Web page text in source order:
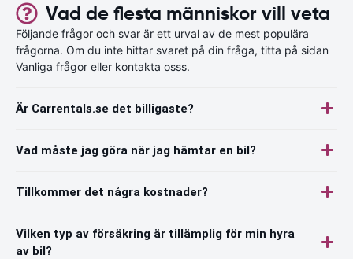
Vad de flesta människor vill veta
Följande frågor och svar är ett urval av de mest populära
frågorna. Om du inte hittar svaret på din fråga, titta på sidan
Vanliga frågor eller kontakta osss.
Är Carrentals.se det billigaste?
Vad måste jag göra när jag hämtar en bil?
Tillkommer det några kostnader?
Vilken typ av försäkring är tillämplig för min hyra
av bil?